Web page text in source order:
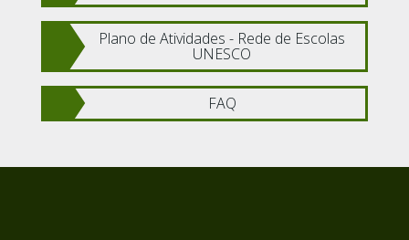
Plano de Atividades - Rede de Escolas
UNESCO
FAQ